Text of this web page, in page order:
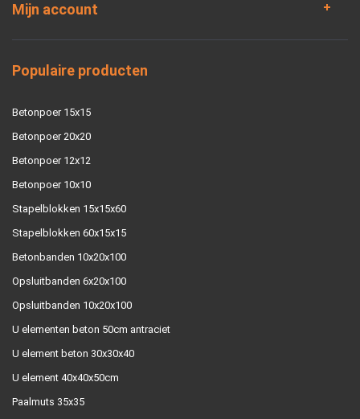
Mijn account
Populaire producten
Betonpoer 15x15
Betonpoer 20x20
Betonpoer 12x12
Betonpoer 10x10
Stapelblokken 15x15x60
Stapelblokken 60x15x15
Betonbanden 10x20x100
Opsluitbanden 6x20x100
Opsluitbanden 10x20x100
U elementen beton 50cm antraciet
U element beton 30x30x40
U element 40x40x50cm
Paalmuts 35x35